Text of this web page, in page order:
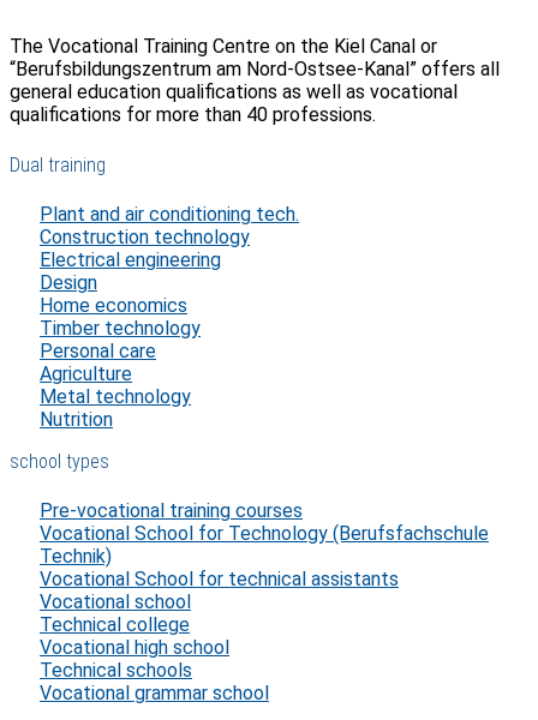
The Vocational Training Centre on the Kiel Canal or
“Berufsbildungszentrum am Nord-Ostsee-Kanal” offers all
general education qualifications as well as vocational
qualifications for more than 40 professions.
Dual training
Plant and air conditioning tech.
Construction technology
Electrical engineering
Design
Home economics
Timber technology
Personal care
Agriculture
Metal technology
Nutrition
school types
Pre-vocational training courses
Vocational School for Technology (Berufsfachschule
Technik)
Vocational School for technical assistants
Vocational school
Technical college
Vocational high school
Technical schools
Vocational grammar school